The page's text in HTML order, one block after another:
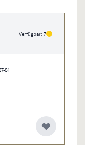
Verfügbar: 7
81